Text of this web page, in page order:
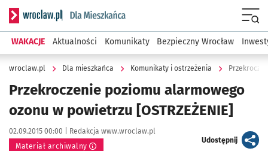
Serwis informacyjny wroclaw.pl podserwis: Dla mieszkańca
WAKACJE Aktualności Komunikaty Bezpieczny Wrocław
wroclaw.pl Dla mieszkańca Komunikaty i ostrzeżenia
Przekroczenie poziomu alarmowego
ozonu w powietrzu [OSTRZEŻENIE]
Data publikacji:
02.09.2015 00:00 | Autor:
Redakcja www.wroclaw.pl
Materiał archiwalny
Udostępnijartykuł